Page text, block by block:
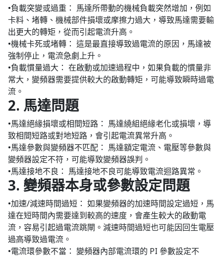
•負載突變或過重： 馬達所帶動的機械負載突然增加，例如
卡料、堵轉、機械部件損壞或摩擦力過大，導致馬達需要輸
出更大的轉矩，從而引起電流升高。
•機械卡死或堵轉： 這是最直接導致過電流的原因，馬達被
強制停止，電流急劇上升。
•負載慣量過大： 在啟動或加速過程中，如果負載的慣量非
常大，變頻器需要提供較大的啟動轉矩，可能導致瞬時過電
流。
2. 馬達問題
•馬達絕緣損壞或相間短路： 馬達繞組絕緣老化或損壞，導
致相間短路或對地短路，會引起電流異常升高。
•馬達參數與變頻器不匹配： 馬達額定電流、電壓等參數與
變頻器設定不符，可能導致變頻器誤判。
•馬達接地不良： 馬達接地不良可能導致電流迴路異常。
3. 變頻器本身或參數設定問題
•加速/減速時間過短： 如果變頻器的加速時間設定過短，馬
達在短時間內需要達到較高的速度，會產生較大的啟動電
流，容易引起過電流跳閘。減速時間過短也可能因回生電壓
過高導致過電流。
•電流環參數不當： 變頻器內部電流環的 PI 參數設定不